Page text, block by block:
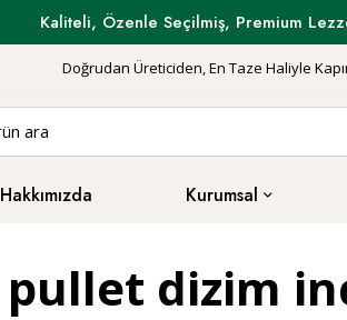
Kaliteli, Özenle Seçilmiş, Premium
Doğrudan Üreticiden, En Taze Haliyle
Hakkımızda Kurumsal
pullet dizim